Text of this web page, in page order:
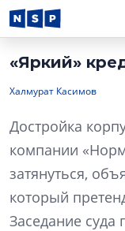
«Яркий»
Халмурат Касимов
Достройка
компании
затянуться,
который
Заседание суда